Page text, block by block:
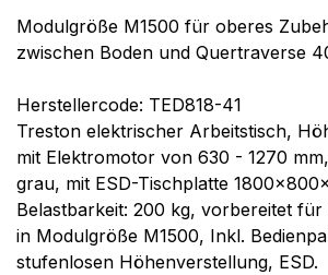
Modulgröße M1500 für oberes
zwischen Boden und Quertraverse
Herstellercode: TED818-41
Treston elektrischer Arbeitstisch,
mit Elektromotor von 630 - 1270
grau, mit ESD-Tischplatte
Belastbarkeit: 200 kg, vorbereitet
in Modulgröße M1500, Inkl.
stufenlosen Höhenverstellung, ESD.